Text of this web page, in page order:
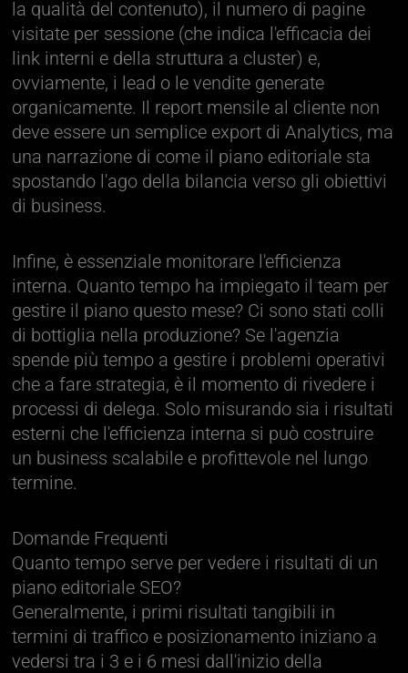
la qualità del contenuto), il numero di pagine
visitate per sessione (che indica l'efficacia dei
link interni e della struttura a cluster) e,
ovviamente, i lead o le vendite generate
organicamente. Il report mensile al cliente non
deve essere un semplice export di Analytics, ma
una narrazione di come il piano editoriale sta
spostando l'ago della bilancia verso gli obiettivi
di business.
Infine, è essenziale monitorare l'efficienza
interna. Quanto tempo ha impiegato il team per
gestire il piano questo mese? Ci sono stati colli
di bottiglia nella produzione? Se l'agenzia
spende più tempo a gestire i problemi operativi
che a fare strategia, è il momento di rivedere i
processi di delega. Solo misurando sia i risultati
esterni che l'efficienza interna si può costruire
un business scalabile e profittevole nel lungo
termine.
Domande Frequenti
Quanto tempo serve per vedere i risultati di un
piano editoriale SEO?
Generalmente, i primi risultati tangibili in
termini di traffico e posizionamento iniziano a
vedersi tra i 3 e i 6 mesi dall'inizio della